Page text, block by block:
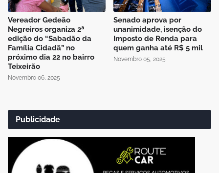
Vereador Gedeão
Negreiros organiza 2ª
edição do “Sabadão da
Família Cidadã” no
próximo dia 22 no bairro
Teixeirão
Novembro 06, 2025
Senado aprova por
unanimidade, isenção do
Imposto de Renda para
quem ganha até R$ 5 mil
Novembro 05, 2025
Publicidade